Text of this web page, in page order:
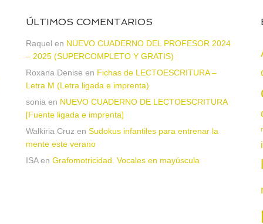
ÚLTIMOS COMENTARIOS
Raquel en NUEVO CUADERNO DEL PROFESOR 2024
– 2025 (SUPERCOMPLETO Y GRATIS)
Roxana Denise en Fichas de LECTOESCRITURA –
Letra M (Letra ligada e imprenta)
sonia en NUEVO CUADERNO DE LECTOESCRITURA
[Fuente ligada e imprenta]
Walkiria Cruz en Sudokus infantiles para entrenar la
mente este verano
ISAen Grafomotricidad. Vocales en mayúscula